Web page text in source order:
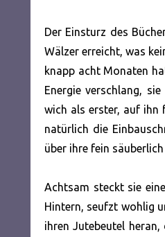
Der Einsturz des
Wälzer erreicht, was
knapp acht Monaten
Energie verschlang,
wich als erster, auf ihn
natürlich die
über ihre fein
Achtsam steckt sie
Hintern, seufzt wohlig
ihren Jutebeutel